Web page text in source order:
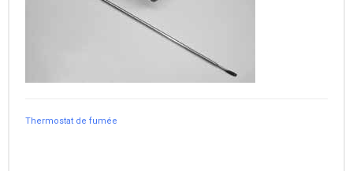
Thermostat de fumée